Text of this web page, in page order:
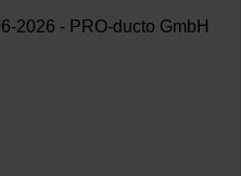
2026 - PRO-ducto GmbH